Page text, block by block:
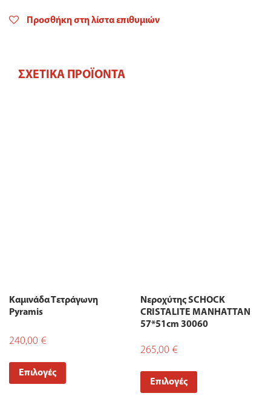
quantity
Προσθήκη στη λίστα επιθυμιών
ΣΧΕΤΙΚΆ ΠΡΟΪΌΝΤΑ
Καμινάδα Τετράγωνη
Pyramis
240,00 €
Επιλογές
Νεροχύτης SCHOCK
CRISTALITE MANHATTAN
57*51cm 30060
265,00 €
Επιλογές